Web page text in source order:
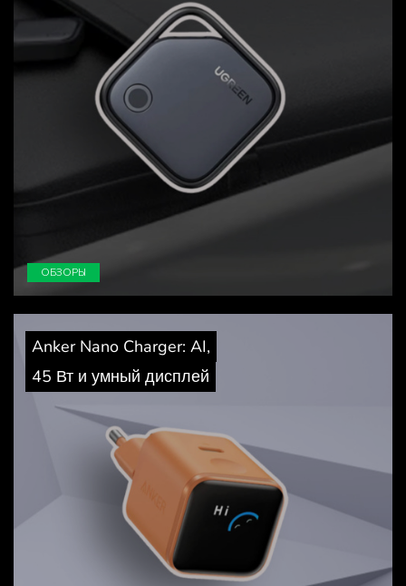
ОБЗОРЫ
Anker Nano Charger: AI,
45 Вт и умный дисплей